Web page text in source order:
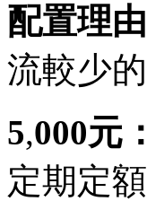
配置理由
流較少的
5,000元：
定期定